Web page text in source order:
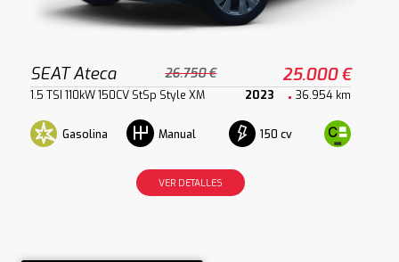
SEAT Ateca 26.750 € 25.000 €
1.5 TSI 110kW 150CV StSp Style XM 2023 36.954 km
Gasolina Manual 150 cv
VER DETALLES